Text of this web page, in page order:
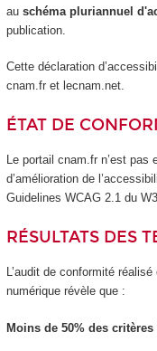
au schéma pluriannuel
publication.
Cette déclaration
cnam.fr et lecnam.net.
ÉTAT DE
Le portail cnam.fr n’est pas
d’amélioration de
Guidelines WCAG 2.1 du
RÉSULTATS DES
L’audit de conformité
numérique révèle que :
Moins de 50% des